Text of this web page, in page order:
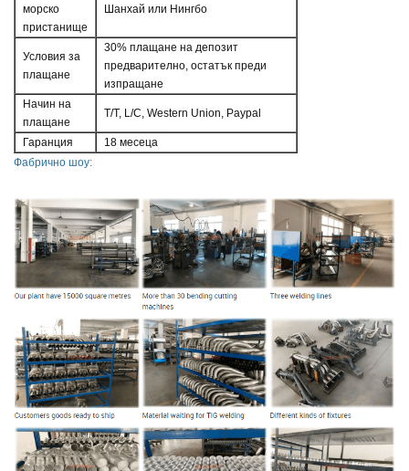
морско
пристанище
Шанхай или Нингбо
Условия за
плащане
30% плащане на депозит
предварително, остатък преди
изпращане
Начин на
плащане
T/T, L/C, Western Union, Paypal
Гаранция
18 месеца
Фабрично шоу: